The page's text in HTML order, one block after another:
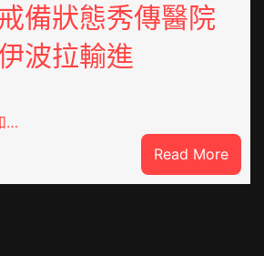
備狀態秀傳醫院
波拉輸進
…
Read More:
噴